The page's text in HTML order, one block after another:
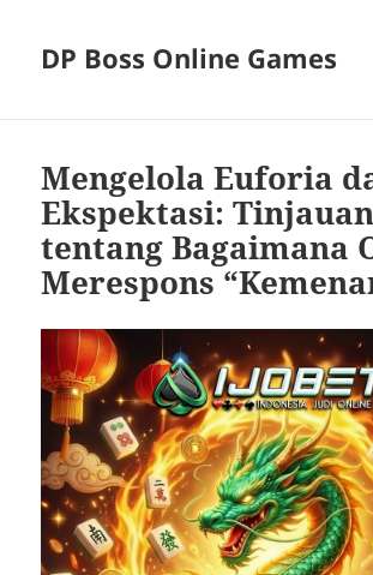
DP Boss Online Games
Mengelola Euforia
Ekspektasi:
tentang Bagaimana
Merespons